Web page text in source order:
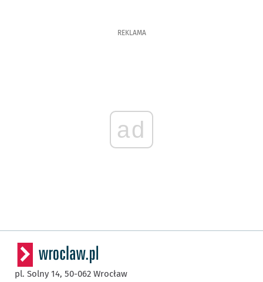
REKLAMA
ad
pl. Solny 14, 50-062 Wrocław